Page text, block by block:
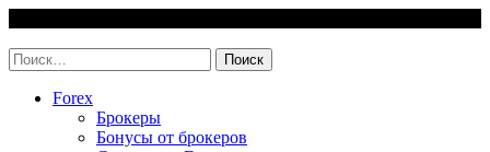
content
Найти:
Forex
Брокеры
Бонусы от брокеров